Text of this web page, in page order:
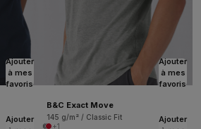
Ajouter
à mes
favoris
Ajouter
à mes
favoris
B&C Exact Move
145 g/m² / Classic Fit
+1
Ajouter
Ajouter